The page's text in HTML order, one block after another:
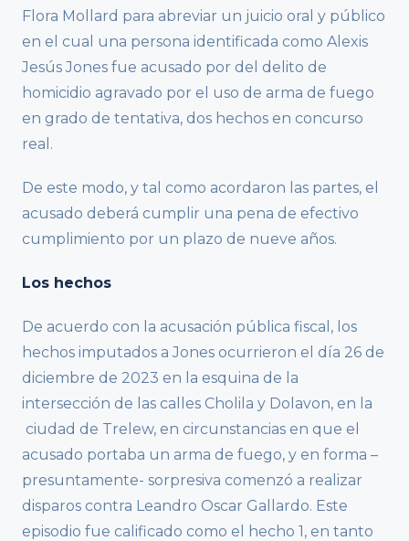
Flora Mollard para abreviar un juicio oral y público
en el cual una persona identificada como Alexis
Jesús Jones fue acusado por del delito de
homicidio agravado por el uso de arma de fuego
en grado de tentativa, dos hechos en concurso
real.
De este modo, y tal como acordaron las partes, el
acusado deberá cumplir una pena de efectivo
cumplimiento por un plazo de nueve años.
Los hechos
De acuerdo con la acusación pública fiscal, los
hechos imputados a Jones ocurrieron el día 26 de
diciembre de 2023 en la esquina de la
intersección de las calles Cholila y Dolavon, en la
ciudad de Trelew, en circunstancias en que el
acusado portaba un arma de fuego, y en forma –
presuntamente- sorpresiva comenzó a realizar
disparos contra Leandro Oscar Gallardo. Este
episodio fue calificado como el hecho 1, en tanto